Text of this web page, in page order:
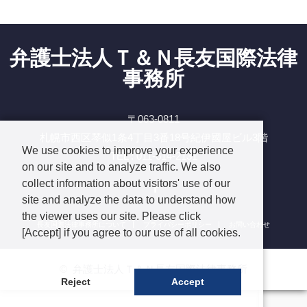
弁護士法人Ｔ＆Ｎ長友国際法律
事務所
〒063-0811
札幌市西区琴似1条4丁目3番18号紀伊國屋ビル3階
TEL : 011-614-2131
Facebook
お問い合わせ
弁護士法人Ｔ＆Ｎ長友国際法律事務所
We use cookies to improve your experience
on our site and to analyze traffic. We also
collect information about visitors' use of our
site and analyze the data to understand how
the viewer uses our site. Please click
[Accept] if you agree to our use of all cookies.
Reject Accept